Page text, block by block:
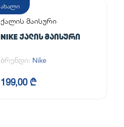
ახალი
ქალის მაისური
NIKE ᲥᲐᲚᲘᲡ ᲛᲐᲘᲡᲣᲠᲘ
ბრენდი: Nike
199,00 ₾